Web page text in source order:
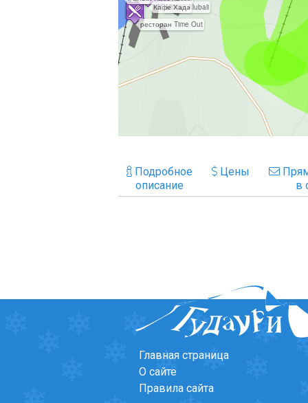
Подробное
описание
Цены
в
Главная страница
О сайте
Правила сайта